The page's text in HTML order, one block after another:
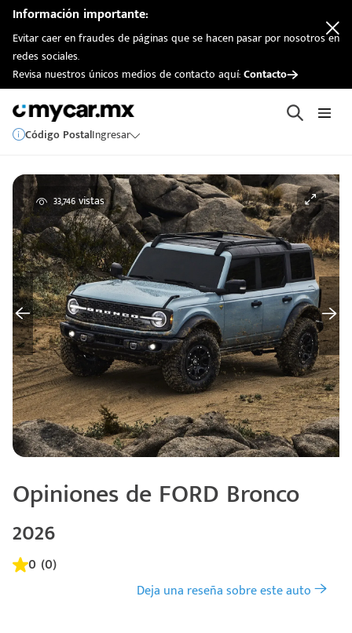
Información importante:
Evitar caer en fraudes de páginas que se hacen pasar por nosotros en
redes sociales.
Revisa nuestros únicos medios de contacto aquí:Contacto
Código PostalIngresar
33,746 vistas
Opiniones de FORD Bronco
2026
0 (0)
Deja una reseña sobre este auto